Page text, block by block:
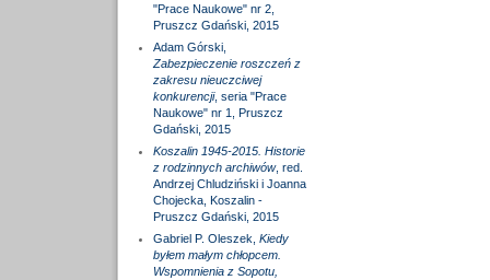
"Prace Naukowe" nr 2,
Pruszcz Gdański, 2015
Adam Górski,
Zabezpieczenie roszczeń z
zakresu nieuczciwej
konkurencji, seria "Prace
Naukowe" nr 1, Pruszcz
Gdański, 2015
Koszalin 1945-2015. Historie
z rodzinnych archiwów, red.
Andrzej Chludziński i Joanna
Chojecka, Koszalin -
Pruszcz Gdański, 2015
Gabriel P. Oleszek, Kiedy
byłem małym chłopcem.
Wspomnienia z Sopotu,